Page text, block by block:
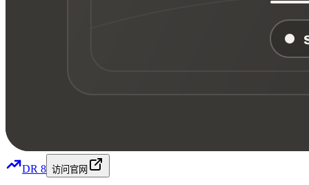
DR 8 访问官网